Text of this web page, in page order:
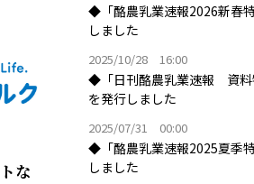
な
◆「酪農乳業速報2026新春
しました
2025/10/28 16:00
◆「日刊酪農乳業速報 資料
を発行しました
2025/07/31 00:00
◆「酪農乳業速報2025夏季
しました